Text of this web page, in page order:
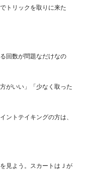
トリックを取りに来た
回数が問題なだけなの
がいい」「少なく取った
ントテイキングの方は、
見よう。スカートはＪが